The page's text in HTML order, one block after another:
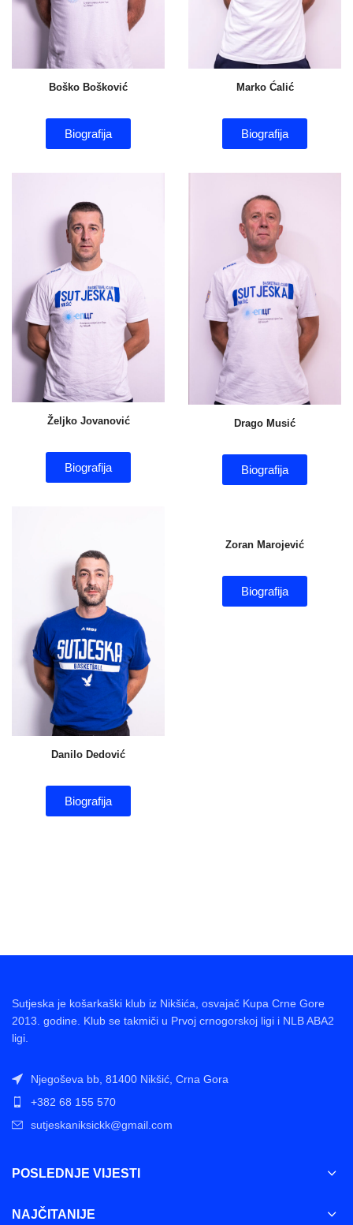
Boško Bošković
Biografija
Marko Ćalić
Biografija
Željko Jovanović
Biografija
Danilo Dedović
Biografija
Drago Musić
Biografija
Zoran Marojević
Biografija
Sutjeska je košarkaški klub iz Nikšića, osvajač Kupa Crne Gore
2013. godine. Klub se takmiči u Prvoj crnogorskoj ligi i NLB ABA2
ligi.
Njegoševa bb, 81400 Nikšić, Crna Gora
+382 68 155 570
sutjeskaniksickk@gmail.com
POSLEDNJE VIJESTI
NAJČITANIJE